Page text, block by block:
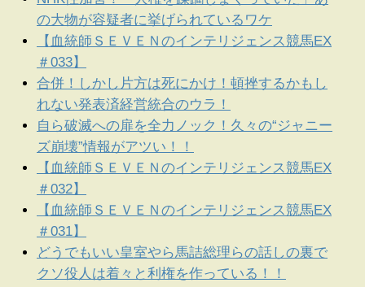
の大物が容疑者に挙げられているワケ
【血統師ＳＥＶＥＮのインテリジェンス競馬EX
＃033】
合併！しかし片方は死にかけ！頓挫するかもし
れない発表済経営統合のウラ！
自ら破滅への扉を全力ノック！久々の“ジャニー
ズ崩壊”情報がアツい！！
【血統師ＳＥＶＥＮのインテリジェンス競馬EX
＃032】
【血統師ＳＥＶＥＮのインテリジェンス競馬EX
＃031】
どうでもいい皇室やら馬詰総理らの話しの裏で
クソ役人は着々と利権を作っている！！